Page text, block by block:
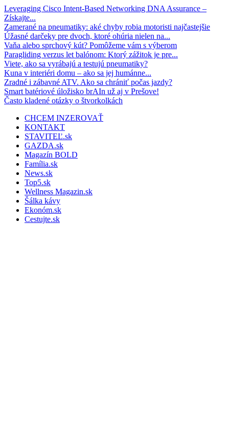
Leveraging Cisco Intent-Based Networking DNA Assurance –
Získajte...
Zamerané na pneumatiky: aké chyby robia motoristi najčastejšie
Úžasné darčeky pre dvoch, ktoré ohúria nielen na...
Vaňa alebo sprchový kút? Pomôžeme vám s výberom
Paragliding verzus let balónom: Ktorý zážitok je pre...
Viete, ako sa vyrábajú a testujú pneumatiky?
Kuna v interiéri domu – ako sa jej humánne...
Zradné i zábavné ATV. Ako sa chrániť počas jazdy?
Smart batériové úložisko brAIn už aj v Prešove!
Často kladené otázky o štvorkolkách
CHCEM INZEROVAŤ
KONTAKT
STAVITEĽ.sk
GAZDA.sk
Magazín BOLD
Família.sk
News.sk
Top5.sk
Wellness Magazin.sk
Šálka kávy
Ekonóm.sk
Cestujte.sk